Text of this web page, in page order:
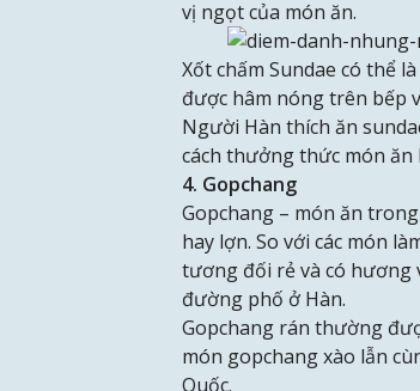
vị ngọt của món ăn.
Xốt chấm Sundae có thể
được hâm nóng trên bếp
Người Hàn thích ăn
cách thưởng thức món
4. Gopchang
Gopchang – món ăn
hay lợn. So với các món
tương đối rẻ và có hương
đường phố ở Hàn.
Gopchang rán thường
món gopchang xào lẫn
Quốc.